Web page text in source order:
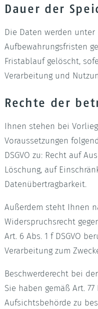
Dauer der
Die Daten werden
Aufbewahrungsfristen
Fristablauf gelöscht,
Verarbeitung und
Rechte der
Ihnen stehen bei
Voraussetzungen
DSGVO zu: Recht auf
Löschung, auf
Datenübertragbarkeit.
Außerdem steht Ihnen
Widerspruchsrecht
Art. 6 Abs. 1 f DSGVO
Verarbeitung zum
Beschwerderecht bei
Sie haben gemäß Art.
Aufsichtsbehörde zu